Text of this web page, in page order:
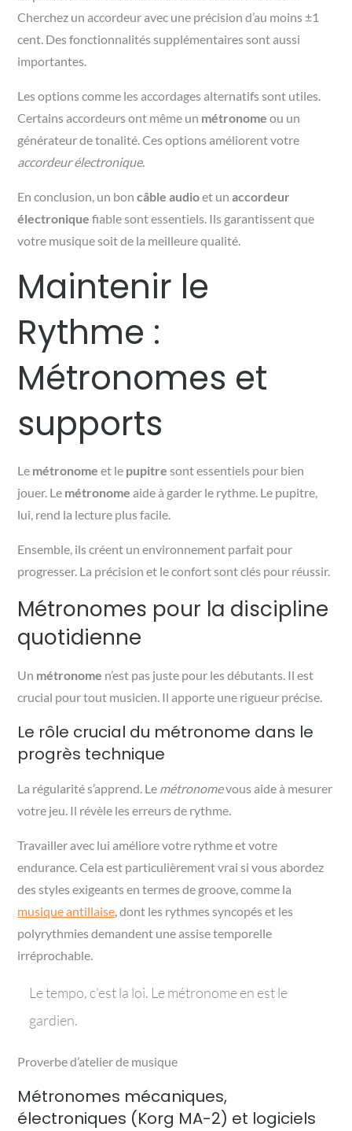
Cherchez un accordeur avec une précision d’au moins ±1
cent. Des fonctionnalités supplémentaires sont aussi
importantes.
Les options comme les accordages alternatifs sont utiles.
Certains accordeurs ont même un métronome ou un
générateur de tonalité. Ces options améliorent votre
accordeur électronique.
En conclusion, un boncâble audioet unaccordeur
électronique fiable sont essentiels. Ils garantissent que
votre musique soit de la meilleure qualité.
Maintenir le
Rythme :
Métronomes et
supports
Le métronome et le pupitre sont essentiels pour bien
jouer. Le métronome aide à garder le rythme. Le pupitre,
lui, rend la lecture plus facile.
Ensemble, ils créent un environnement parfait pour
progresser. La précision et le confort sont clés pour réussir.
Métronomes pour la discipline
quotidienne
Un métronome n’est pas juste pour les débutants. Il est
crucial pour tout musicien. Il apporte une rigueur précise.
Le rôle crucial du métronome dans le
progrès technique
La régularité s’apprend. Le métronomevous aide à mesurer
votre jeu. Il révèle les erreurs de rythme.
Travailler avec lui améliore votre rythme et votre
endurance.Cela est particulièrement vrai si vous abordez
des styles exigeants en termes de groove, comme la
musique antillaise, dont les rythmes syncopés et les
polyrythmies demandent une assise temporelle
irréprochable.
Le tempo, c’est la loi. Le métronome en est le
gardien.
Proverbe d’atelier de musique
Métronomes mécaniques,
électroniques (Korg MA-2) et logiciels